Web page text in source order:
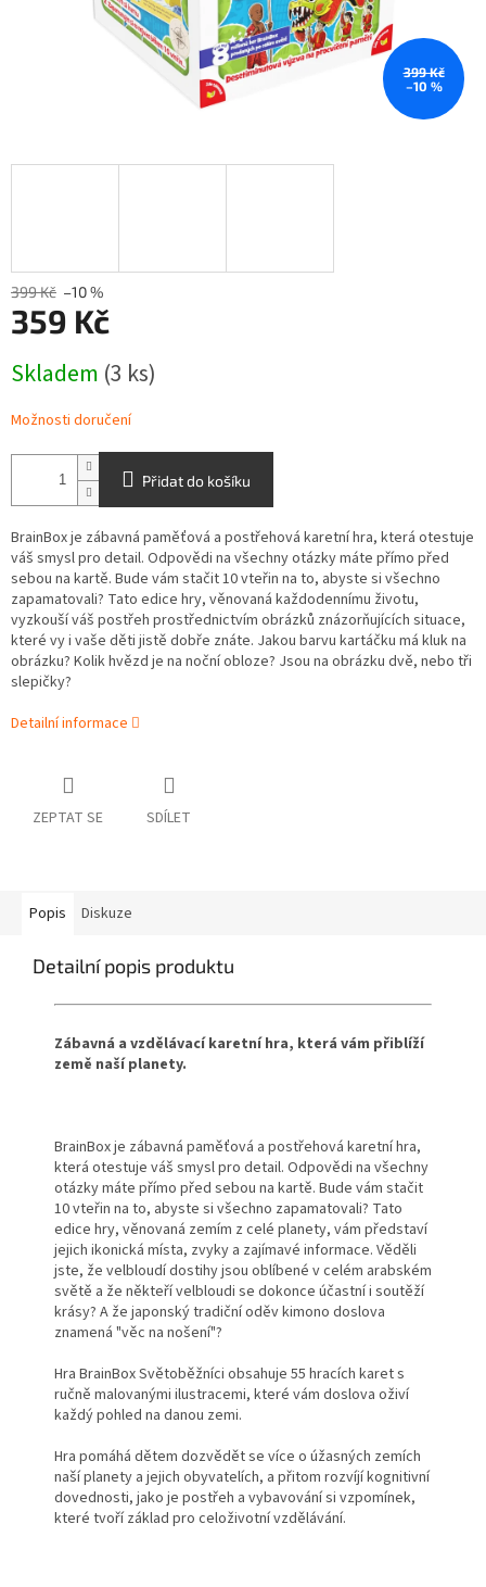
399 Kč
–10 %
399 Kč –10 %
359 Kč
cena:
Skladem (3 ks)
Možnosti doručení
Přidat do košíku
BrainBox je zábavná paměťová a postřehová karetní hra, která otestuje
váš smysl pro detail. Odpovědi na všechny otázky máte přímo před
sebou na kartě. Bude vám stačit 10 vteřin na to, abyste si všechno
zapamatovali? Tato edice hry, věnovaná každodennímu životu,
vyzkouší váš postřeh prostřednictvím obrázků znázorňujících situace,
které vy i vaše děti jistě dobře znáte. Jakou barvu kartáčku má kluk na
obrázku? Kolik hvězd je na noční obloze? Jsou na obrázku dvě, nebo tři
slepičky?
Detailní informace
ZEPTAT SE SDÍLET
Popis Diskuze
Detailní popis produktu
Zábavná a vzdělávací karetní hra, která vám přiblíží
země naší planety.
BrainBox je zábavná paměťová a postřehová karetní hra,
která otestuje váš smysl pro detail. Odpovědi na všechny
otázky máte přímo před sebou na kartě. Bude vám stačit
10 vteřin na to, abyste si všechno zapamatovali? Tato
edice hry, věnovaná zemím z celé planety, vám představí
jejich ikonická místa, zvyky a zajímavé informace. Věděli
jste, že velbloudí dostihy jsou oblíbené v celém arabském
světě a že někteří velbloudi se dokonce účastní i soutěží
krásy? A že japonský tradiční oděv kimono doslova
znamená "věc na nošení"?
Hra BrainBox Světoběžníci obsahuje 55 hracích karet s
ručně malovanými ilustracemi, které vám doslova oživí
každý pohled na danou zemi.
Hra pomáhá dětem dozvědět se více o úžasných zemích
naší planety a jejich obyvatelích, a přitom rozvíjí kognitivní
dovednosti, jako je postřeh a vybavování si vzpomínek,
které tvoří základ pro celoživotní vzdělávání.